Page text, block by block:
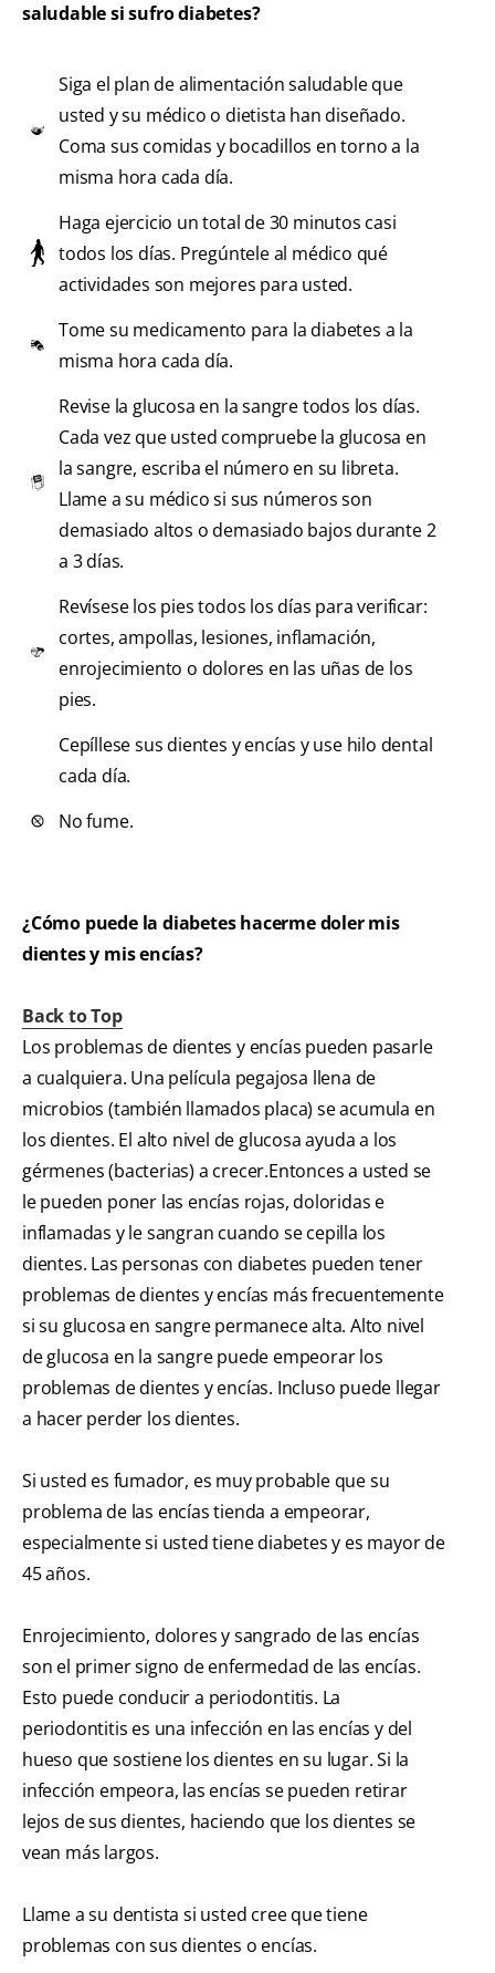
saludable si sufro diabetes?
Siga el plan de alimentación saludable que
usted y su médico o dietista han diseñado.
Coma sus comidas y bocadillos en torno a la
misma hora cada día.
Haga ejercicio un total de 30 minutos casi
todos los días. Pregúntele al médico qué
actividades son mejores para usted.
Tome su medicamento para la diabetes a la
misma hora cada día.
Revise la glucosa en la sangre todos los días.
Cada vez que usted compruebe la glucosa en
la sangre, escriba el número en su libreta.
Llame a su médico si sus números son
demasiado altos o demasiado bajos durante 2
a 3 días.
Revísese los pies todos los días para verificar:
cortes, ampollas, lesiones, inflamación,
enrojecimiento o dolores en las uñas de los
pies.
Cepíllese sus dientes y encías y use hilo dental
cada día.
No fume.
¿Cómo puede la diabetes hacerme doler mis
dientes y mis encías?
Back to Top
Los problemas de dientes y encías pueden pasarle
a cualquiera. Una película pegajosa llena de
microbios (también llamados placa) se acumula en
los dientes. El alto nivel de glucosa ayuda a los
gérmenes (bacterias) a crecer.Entonces a usted se
le pueden poner las encías rojas, doloridas e
inflamadas y le sangran cuando se cepilla los
dientes. Las personas con diabetes pueden tener
problemas de dientes y encías más frecuentemente
si su glucosa en sangre permanece alta. Alto nivel
de glucosa en la sangre puede empeorar los
problemas de dientes y encías. Incluso puede llegar
a hacer perder los dientes.
Si usted es fumador, es muy probable que su
problema de las encías tienda a empeorar,
especialmente si usted tiene diabetes y es mayor de
45 años.
Enrojecimiento, dolores y sangrado de las encías
son el primer signo de enfermedad de las encías.
Esto puede conducir a periodontitis. La
periodontitis es una infección en las encías y del
hueso que sostiene los dientes en su lugar. Si la
infección empeora, las encías se pueden retirar
lejos de sus dientes, haciendo que los dientes se
vean más largos.
Llame a su dentista si usted cree que tiene
problemas con sus dientes o encías.